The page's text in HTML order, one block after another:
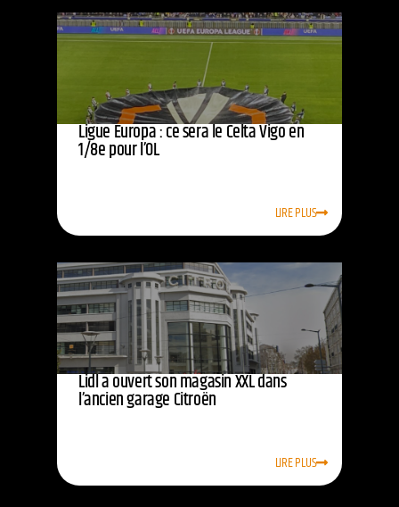
Ligue Europa : ce sera le Celta Vigo en
1/8e pour l’OL
LIRE PLUS
Lidl a ouvert son magasin XXL dans
l’ancien garage Citroën
LIRE PLUS